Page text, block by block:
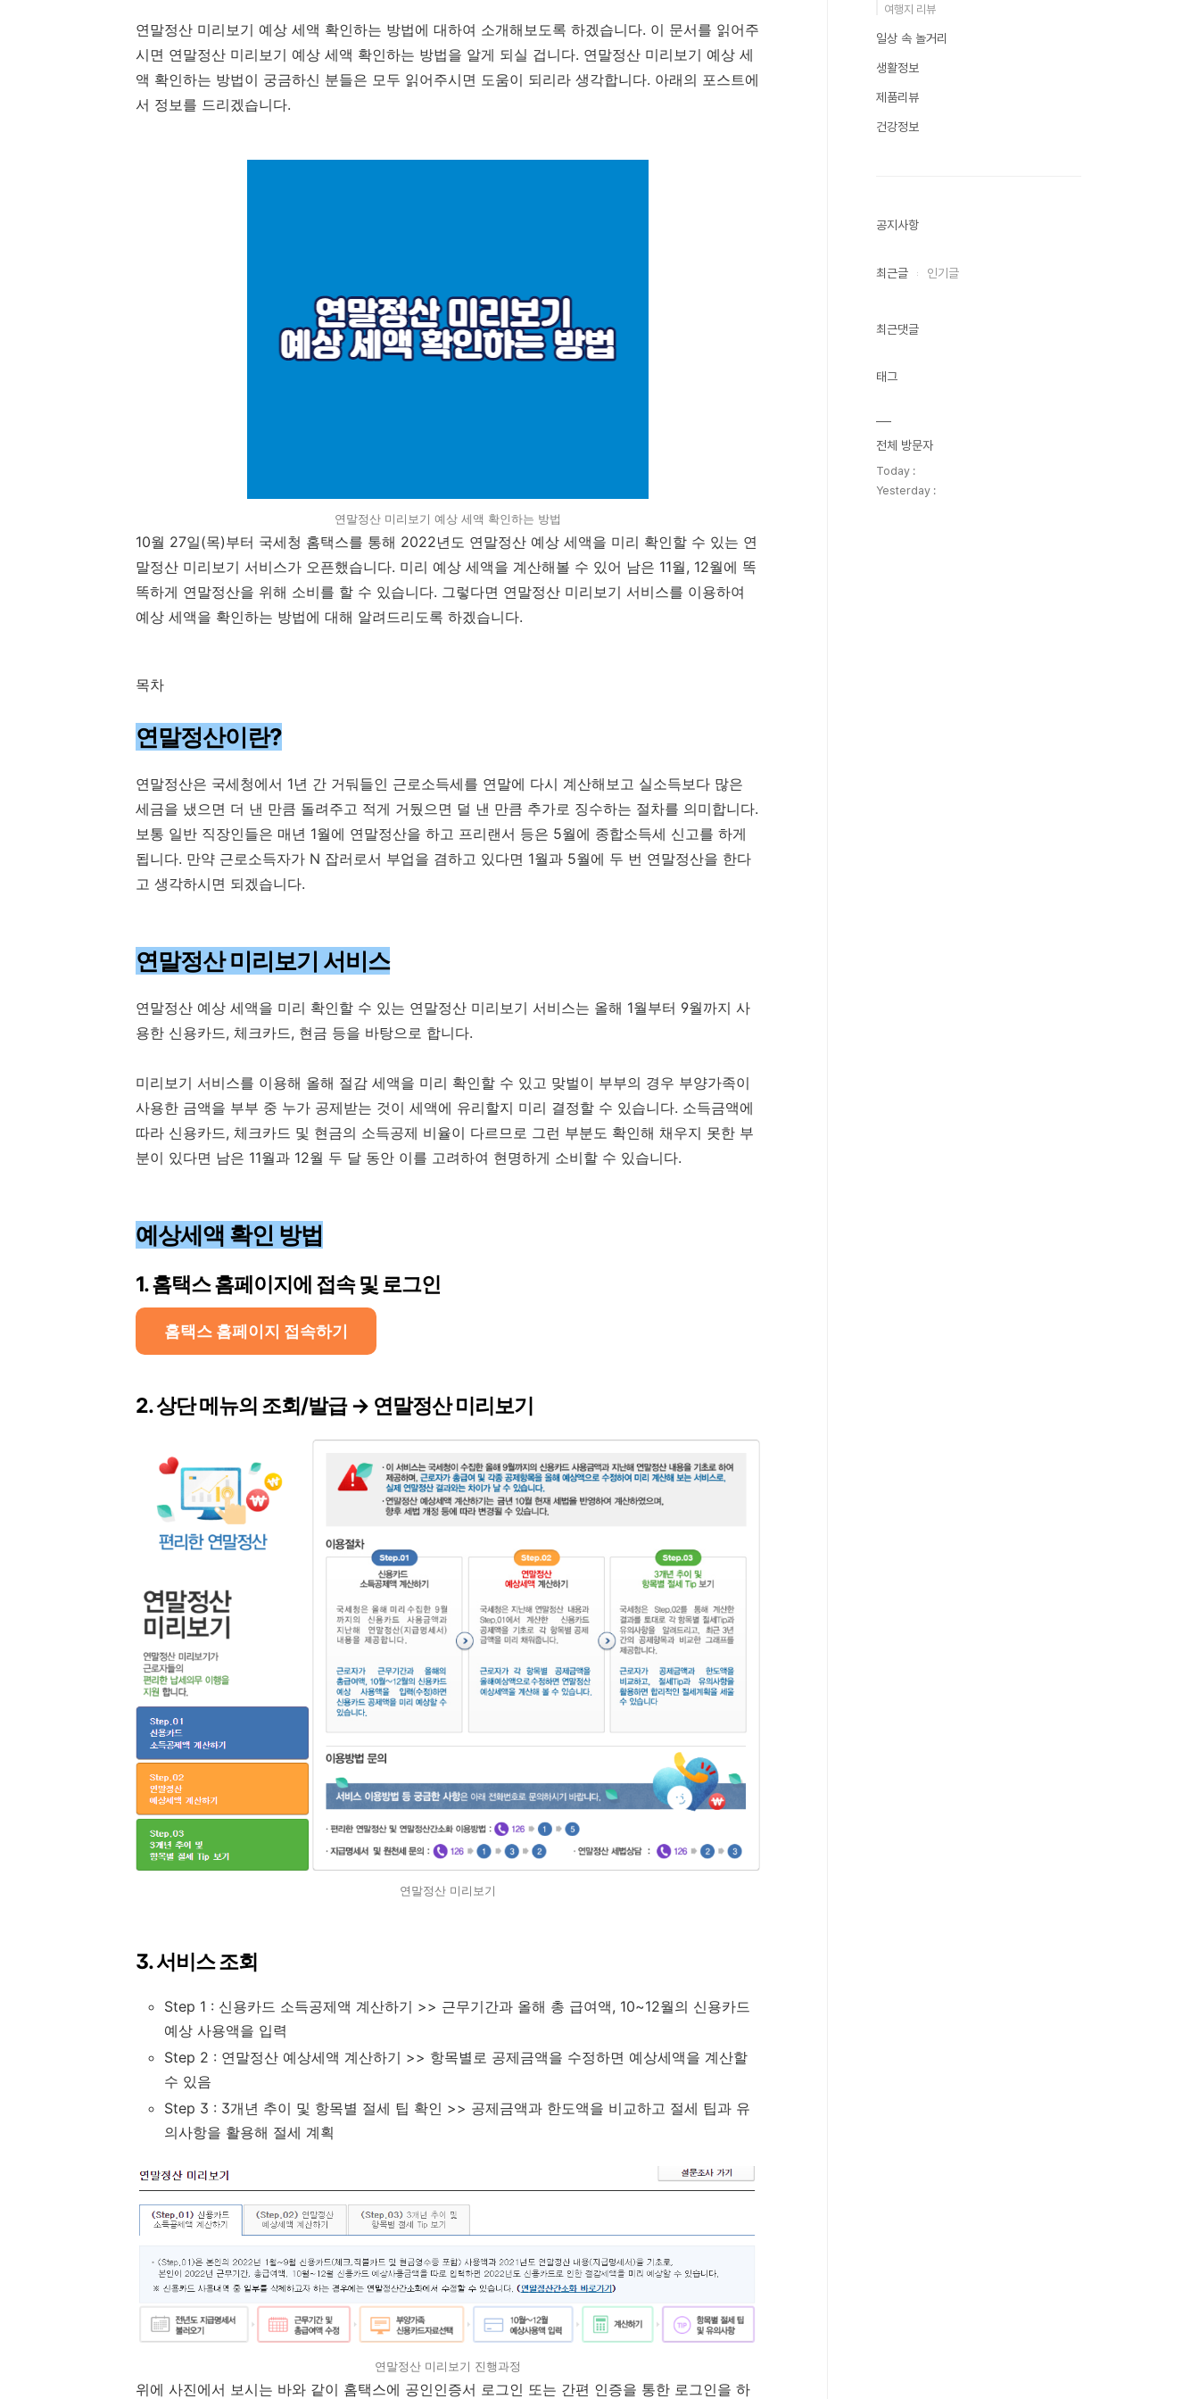
연말정산 미리보기 예상 세액 확인하는 방법에 대하여 소개해보도록 하겠습니다. 이 문서를 읽어주
시면 연말정산 미리보기 예상 세액 확인하는 방법을 알게 되실 겁니다. 연말정산 미리보기 예상 세
액 확인하는 방법이 궁금하신 분들은 모두 읽어주시면 도움이 되리라 생각합니다. 아래의 포스트에
서 정보를 드리겠습니다.
연말정산 미리보기 예상 세액 확인하는 방법
10월 27일(목)부터 국세청 홈택스를 통해 2022년도 연말정산 예상 세액을 미리 확인할 수 있는 연
말정산 미리보기 서비스가 오픈했습니다. 미리 예상 세액을 계산해볼 수 있어 남은 11월, 12월에 똑
똑하게 연말정산을 위해 소비를 할 수 있습니다. 그렇다면 연말정산 미리보기 서비스를 이용하여
예상 세액을 확인하는 방법에 대해 알려드리도록 하겠습니다.
목차
연말정산이란?
연말정산은 국세청에서 1년 간 거둬들인 근로소득세를 연말에 다시 계산해보고 실소득보다 많은
세금을 냈으면 더 낸 만큼 돌려주고 적게 거뒀으면 덜 낸 만큼 추가로 징수하는 절차를 의미합니다.
보통 일반 직장인들은 매년 1월에 연말정산을 하고 프리랜서 등은 5월에 종합소득세 신고를 하게
됩니다. 만약 근로소득자가 N 잡러로서 부업을 겸하고 있다면 1월과 5월에 두 번 연말정산을 한다
고 생각하시면 되겠습니다.
연말정산 미리보기 서비스
연말정산 예상 세액을 미리 확인할 수 있는 연말정산 미리보기 서비스는 올해 1월부터 9월까지 사
용한 신용카드, 체크카드, 현금 등을 바탕으로 합니다.
미리보기 서비스를 이용해 올해 절감 세액을 미리 확인할 수 있고 맞벌이 부부의 경우 부양가족이
사용한 금액을 부부 중 누가 공제받는 것이 세액에 유리할지 미리 결정할 수 있습니다. 소득금액에
따라 신용카드, 체크카드 및 현금의 소득공제 비율이 다르므로 그런 부분도 확인해 채우지 못한 부
분이 있다면 남은 11월과 12월 두 달 동안 이를 고려하여 현명하게 소비할 수 있습니다.
예상세액 확인 방법
1. 홈택스 홈페이지에 접속 및 로그인
홈택스 홈페이지 접속하기
2. 상단 메뉴의 조회/발급 → 연말정산 미리보기
연말정산 미리보기
3. 서비스 조회
Step 1 : 신용카드 소득공제액 계산하기 >> 근무기간과 올해 총 급여액, 10~12월의 신용카드
예상 사용액을 입력
Step 2 : 연말정산 예상세액 계산하기 >> 항목별로 공제금액을 수정하면 예상세액을 계산할
수 있음
Step 3 : 3개년 추이 및 항목별 절세 팁 확인 >> 공제금액과 한도액을 비교하고 절세 팁과 유
의사항을 활용해 절세 계획
연말정산 미리보기 진행과정
위에 사진에서 보시는 바와 같이 홈택스에 공인인증서 로그인 또는 간편 인증을 통한 로그인을 하
여행지 리뷰
일상 속 놀거리
생활정보
제품리뷰
건강정보
공지사항
최근글 인기글
최근댓글
태그
전체 방문자
Today :
Yesterday :